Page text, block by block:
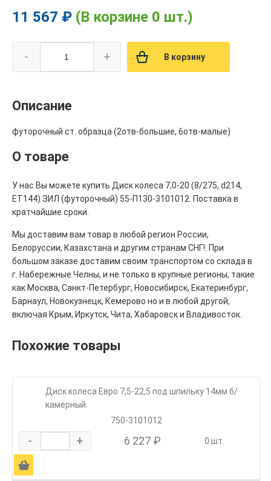
11 567 ₽ (В корзине 0 шт.)
- + В корзину
Описание
футорочный ст. образца (2отв-большие, 6отв-малые)
О товаре
У нас Вы можете купить Диск колеса 7,0-20 (8/275, d214,
ET144) ЗИЛ (футорочный) 55-П130-3101012. Поставка в
кратчайшие сроки.
Мы доставим вам товар в любой регион России,
Белоруссии, Казахстана и другим странам СНГ!. При
большом заказе доставим своим транспортом со склада в
г. Набережные Челны, и не только в крупные регионы, такие
как Москва, Санкт-Петербург, Новосибирск, Екатеринбург,
Барнаул, Новокузнецк, Кемерово но и в любой другой,
включая Крым, Иркутск, Чита, Хабаровск и Владивосток.
Похожие товары
Диск колеса Евро 7,5-22,5 под шпильку 14мм б/
камерный
750-3101012
- + 6 227 ₽ 0 шт.
Ä